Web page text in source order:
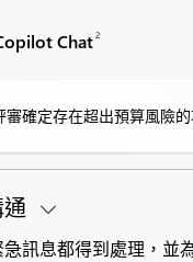
Chat2
確定存在超出預算風險的
訊息都得到處理，並